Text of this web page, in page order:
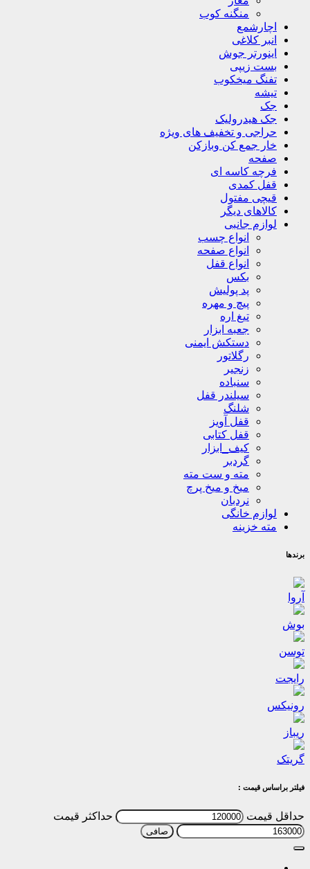
منگنه کوب
اچارشمع
انبر کلاغی
اینورتر جوش
بست زیپی
تفنگ میخکوب
تیشه
جک
جک هیدرولیک
حراجی و تخفیف های ویژه
خار جمع کن وبازکن
صفحه
فرچه کاسه ای
قفل کمدی
قیچی مفتول
کالاهای دیگر
لوازم جانبی
انواع چسب
انواع صفحه
انواع قفل
بکس
پد پولیش
پیچ و مهره
تیغ اره
جعبه ابزار
دستکش ایمنی
رگلاتور
زنجیر
سنباده
سیلندر قفل
شلنگ
قفل آویز
قفل کتابی
کیف_ابزار
گردبر
مته و ست مته
میخ و میخ پرچ
نردبان
لوازم خانگی
مته خزینه
برندها
آروا
بوش
توسن
رایجت
رونیکس
ریباز
گریتک
فیلتر براساس قیمت :
حداقل قیمت حداكثر قيمت
صافی